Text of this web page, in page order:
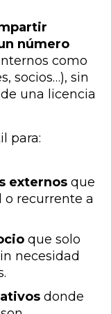
número
como
socios…), sin
una licencia
para:
externos que
o recurrente a
que solo
necesidad
donde